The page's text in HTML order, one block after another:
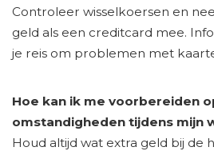
Controleer wisselkoersen en
geld als een creditcard mee.
je reis om problemen met
Hoe kan ik me voorbereiden
omstandigheden tijdens mijn
Houd altijd wat extra geld bij de